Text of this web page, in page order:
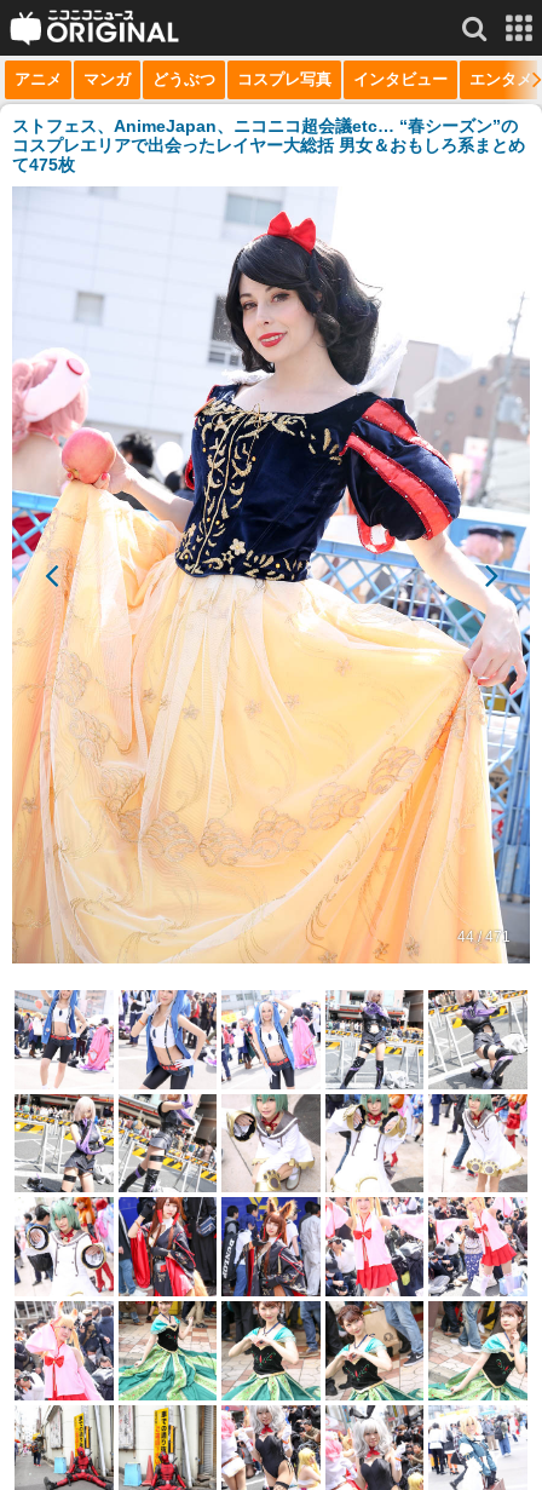
サービス一覧 もっと見る
niconico
動画
チャンネル
マンガ
ニコニコQ
アニメ マンガ どうぶつ コスプレ写真 インタビュー エンタメ
ストフェス、AnimeJapan、ニコニコ超会議etc… “春シーズン”の
コスプレエリアで出会ったレイヤー大総括 男女＆おもしろ系まとめ
て475枚
44 / 471